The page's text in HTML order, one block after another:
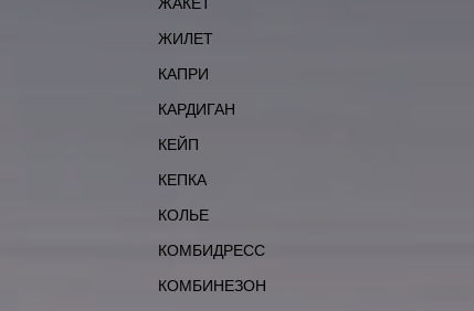
ЖИЛЕТ
КАПРИ
КАРДИГАН
КЕЙП
КЕПКА
КОЛЬЕ
КОМБИДРЕСС
КОМБИНЕЗОН